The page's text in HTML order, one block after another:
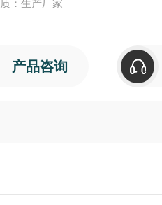
：生产厂家
产品咨询